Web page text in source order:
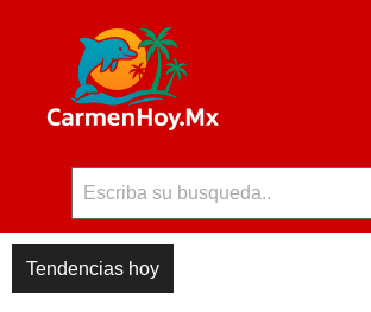
Tendencias hoy